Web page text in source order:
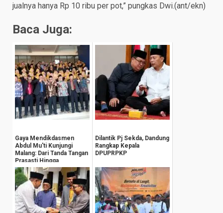
jualnya hanya Rp 10 ribu per pot,” pungkas Dwi.(ant/ekn)
Baca Juga:
Gaya Mendikdasmen
Abdul Mu'ti Kunjungi
Malang: Dari Tanda Tangan
Prasasti Hingga
Groundbreaking Gedu...
Dilantik Pj Sekda, Dandung
Rangkap Kepala
DPUPRPKP